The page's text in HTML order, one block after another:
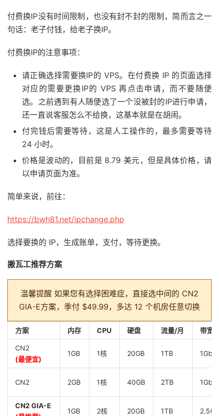
付费换IP没有时间限制，也没有封不封的限制，简而言之一
句话：老子付钱，给老子换IP。
付费换IP的注意事项：
请正确选择需要换IP的 VPS。在付费换 IP 的页面选择
对应的需要更换IP的 VPS 再点击申请，而不要随便
选。之前遇到有人随便选了一个没被封的IP进行申请，
还一直说客服怎么不给换，这基本就是在胡闹。
付完钱后需要等待，这是人工操作的，最多需要等待
24 小时。
价格是波动的，目前是 8.79 美元，但是具体价格，请
以申请页面为准。
简单来说，前往：
https://bwh81.net/ipchange.php
选择要换的 IP，生成账单，支付，等待更换。
搬瓦工推荐方案
温馨提醒 如果您有选择困难症，直接选中间的 CN2
GIA-E方案，季付 $49.99，多达 12 个机房任意切换
方案 内存 CPU 硬盘 流量/月 带宽
CN2
(最便宜)
1GB 1核 20GB 1TB
CN2 2GB 1核 40GB 2TB
CN2 GIA-E
1GB 2核 20GB 1TB